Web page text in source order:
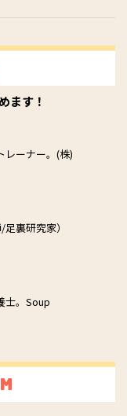
ます！
レーナー。(株)
裏研究家）
士。Soup